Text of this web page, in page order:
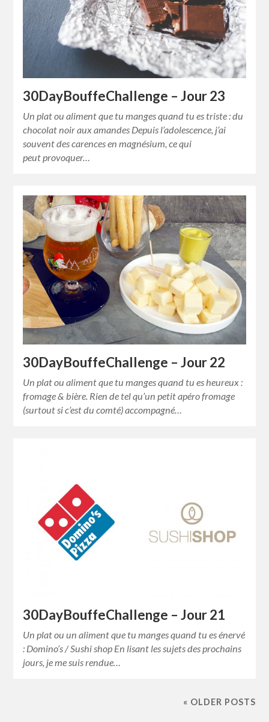
30DayBouffeChallenge – Jour 23
Un plat ou aliment que tu manges quand tu es triste : du
chocolat noir aux amandes Depuis l’adolescence, j’ai
souvent des carences en magnésium, ce qui
peut provoquer…
30DayBouffeChallenge – Jour 22
Un plat ou aliment que tu manges quand tu es heureux :
fromage & bière. Rien de tel qu’un petit apéro fromage
(surtout si c’est du comté) accompagné…
30DayBouffeChallenge – Jour 21
Un plat ou un aliment que tu manges quand tu es énervé
: Domino’s / Sushi shop En lisant les sujets des prochains
jours, je me suis rendue…
« OLDER POSTS